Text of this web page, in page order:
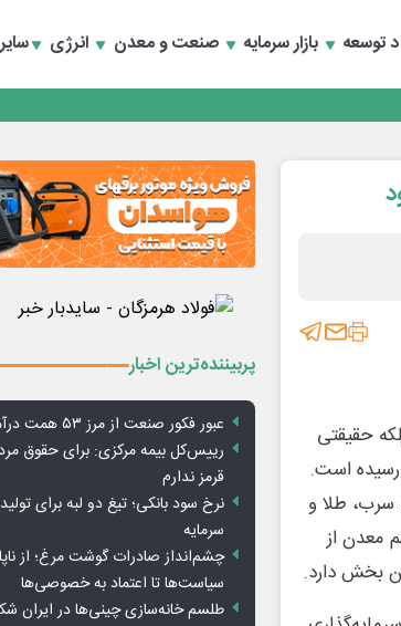
توسعه بازار سرمایه صنعت و معدن انرژی سایر
حقیقتی
رسیده است.
سرب، طلا و
معدن از
بخش دارد.
پربیننده‌ترین اخبار
عبور فکور صنعت از مرز ۵۳ همت درآمد
رییس‌کل بیمه مرکزی: برای حقوق
قرمز ندارم
نرخ سود بانکی؛ تیغ دو لبه برای تولید
سرمایه
چشم‌انداز صادرات گوشت مرغ؛ از
سیاست‌ها تا اعتماد به خصوصی‌ها
طلسم خانه‌سازی چینی‌ها در ایران